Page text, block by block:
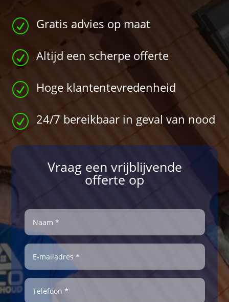
R Gratis advies op maat
R Altijd een scherpe offerte
R Hoge klantentevredenheid
R 24/7 bereikbaar in geval van nood
Vraag een vrijblijvende
offerte op